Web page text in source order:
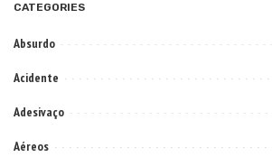
CATEGORIES
Absurdo
Acidente
Adesivaço
Aéreos